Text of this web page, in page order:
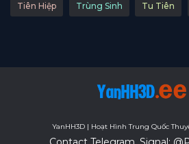
Tiên Hiệp Trùng Sinh Tu Tiên
YanHH3D | Hoạt Hình Trung Quốc